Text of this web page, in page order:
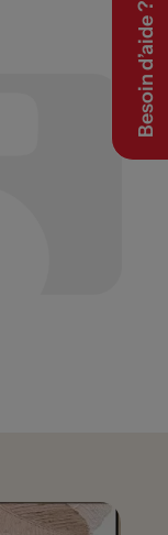
Besoin d’aide ?